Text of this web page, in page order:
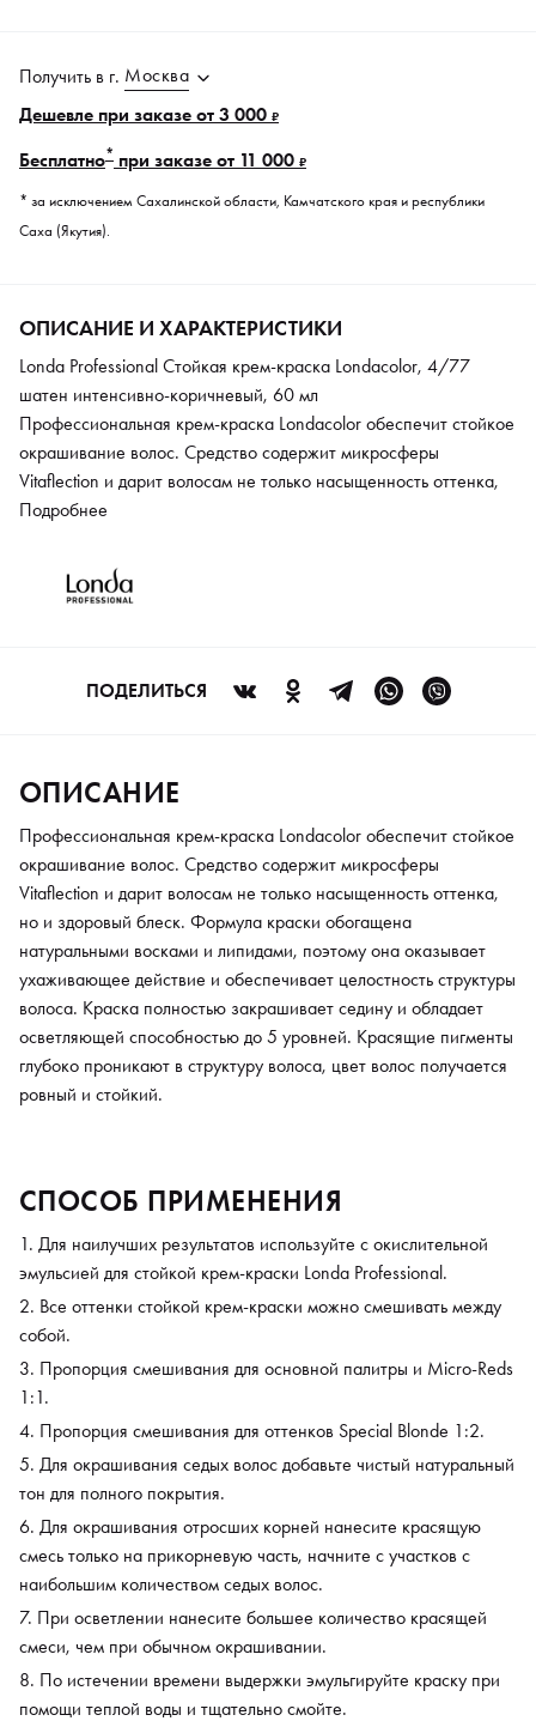
Получить в г. Москва
Дешевле при заказе от 3 000 ₽
Бесплатно* при заказе от 11 000 ₽
* за исключением Сахалинской области, Камчатского края и республики
Саха (Якутия).
ОПИСАНИЕ И ХАРАКТЕРИСТИКИ
Londa Professional Стойкая крем-краска Londacolor, 4/77
шатен интенсивно-коричневый, 60 мл
Профессиональная крем-краска Londacolor обеспечит стойкое
окрашивание волос. Средство содержит микросферы
Vitaflection и дарит волосам не только насыщенность оттенка,
но и здоровый блеск. Формула краски обогащена
ухаживающее действие и обеспечивает целостность структуры
волоса. Краска полностью закрашивает седину и обладает
ровный и стойкий.
Подробнее
ПОДЕЛИТЬСЯ
ОПИСАНИЕ
Профессиональная крем-краска Londacolor обеспечит стойкое
окрашивание волос. Средство содержит микросферы
Vitaflection и дарит волосам не только насыщенность оттенка,
но и здоровый блеск. Формула краски обогащена
натуральными восками и липидами, поэтому она оказывает
ухаживающее действие и обеспечивает целостность структуры
волоса. Краска полностью закрашивает седину и обладает
осветляющей способностью до 5 уровней. Красящие пигменты
глубоко проникают в структуру волоса, цвет волос получается
ровный и стойкий.
СПОСОБ ПРИМЕНЕНИЯ
Для наилучших результатов используйте с окислительной
эмульсией для стойкой крем-краски Londa Professional.
Все оттенки стойкой крем-краски можно смешивать между
собой.
Пропорция смешивания для основной палитры и Micro-Reds
1:1.
Пропорция смешивания для оттенков Special Blonde 1:2.
Для окрашивания седых волос добавьте чистый натуральный
тон для полного покрытия.
Для окрашивания отросших корней нанесите красящую
смесь только на прикорневую часть, начните с участков с
наибольшим количеством седых волос.
При осветлении нанесите большее количество красящей
смеси, чем при обычном окрашивании.
По истечении времени выдержки эмульгируйте краску при
помощи теплой воды и тщательно смойте.